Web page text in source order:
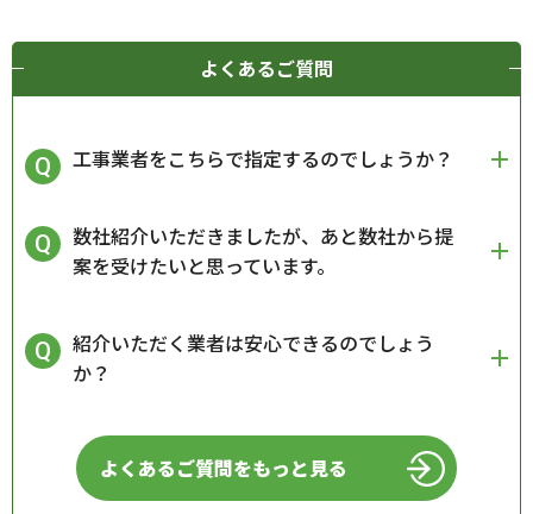
よくあるご質問
工事業者をこちらで指定するのでしょうか？
数社紹介いただきましたが、あと数社から提
案を受けたいと思っています。
紹介いただく業者は安心できるのでしょう
か？
よくあるご質問をもっと見る